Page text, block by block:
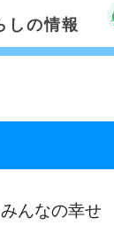
しの情報
んなの幸せ